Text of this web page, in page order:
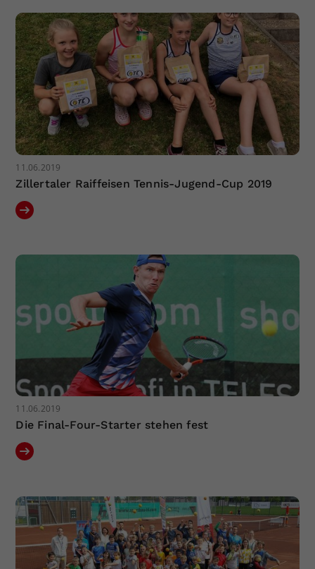
11.06.2019
Zillertaler Raiffeisen Tennis-Jugend-Cup 2019
11.06.2019
Die Final-Four-Starter stehen fest
Zweck
Dieser Wert speichert Ihre Consent-
Einstellungen. Unter anderem eine
zufällig generierte ID, für die
historische Speicherung Ihrer
vorgenommen Einstellungen, falls der
Webseiten-Betreiber dies eingestellt
hat.